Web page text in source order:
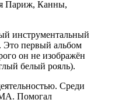
Париж, Канны,
инструментальный
Это первый альбом
он не изображён
белый рояль).
Среди
Помогал